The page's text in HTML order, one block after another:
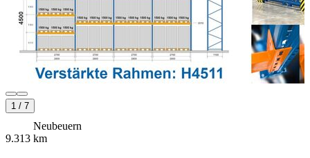
1 / 7
Neubeuern
9.313 km